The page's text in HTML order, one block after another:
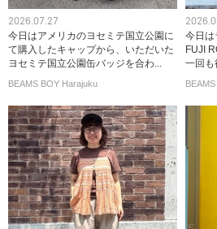
2026.07.27
今日はアメリカのヨセミテ国立公園に
て購入したキャップから、いただいた
ヨセミテ国立公園缶バッジを合わ...
BEAMS BOY Harajuku
今日は
FUJI
一回も